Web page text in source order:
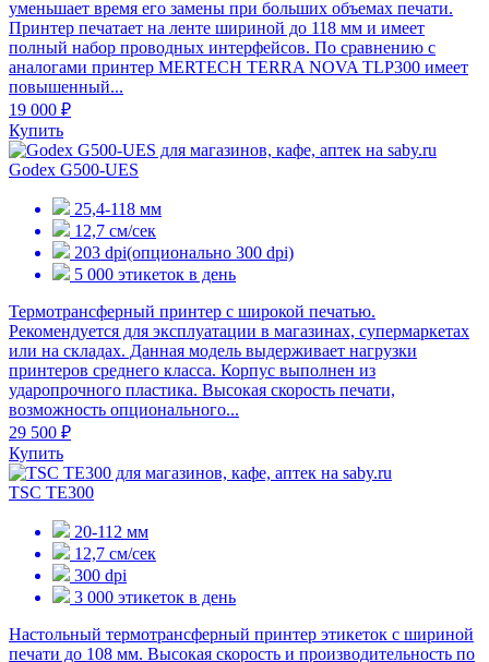
уменьшает время его замены при больших объемах печати.
Принтер печатает на ленте шириной до 118 мм и имеет
полный набор проводных интерфейсов. По сравнению с
аналогами принтер MERTECH TERRA NOVA TLP300 имеет
повышенный...
19 000 ₽
Купить
Godex G500-UES
25,4-118 мм
12,7 см/сек
203 dpi(опционально 300 dpi)
5 000 этикеток в день
Термотрансферный принтер с широкой печатью.
Рекомендуется для эксплуатации в магазинах, супермаркетах
или на складах. Данная модель выдерживает нагрузки
принтеров среднего класса. Корпус выполнен из
ударопрочного пластика. Высокая скорость печати,
возможность опционального...
29 500 ₽
Купить
TSC TE300
20-112 мм
12,7 см/сек
300 dpi
3 000 этикеток в день
Настольный термотрансферный принтер этикеток с шириной
печати до 108 мм. Высокая скорость и производительность по